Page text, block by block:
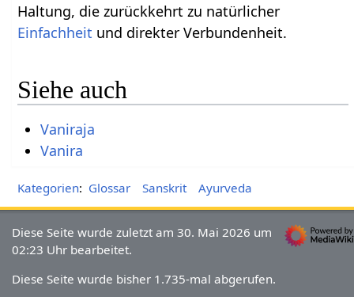
Haltung, die zurückkehrt zu natürlicher
Einfachheit und direkter Verbundenheit.
Siehe auch
Vaniraja
Vanira
Kategorien: Glossar Sanskrit Ayurveda
Diese Seite wurde zuletzt am 30. Mai 2026 um
02:23 Uhr bearbeitet.
Diese Seite wurde bisher 1.735-mal abgerufen.